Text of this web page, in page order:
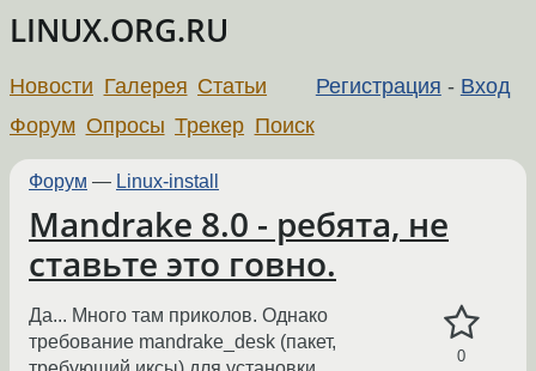
LINUX.ORG.RU
Регистрация - Вход
Новости Галерея Статьи
Форум Опросы Трекер Поиск
Форум — Linux-install
Mandrake 8.0 - ребята, не
ставьте это говно.
0
Да... Много там приколов. Однако
требование mandrake_desk (пакет,